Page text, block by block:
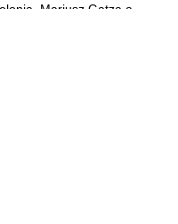
Mariusz Gatza a